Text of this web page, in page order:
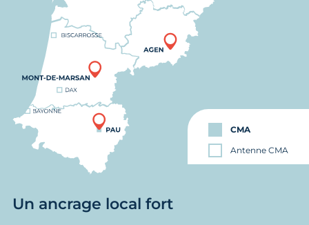
CMA
Antenne CMA
Un ancrage local fort